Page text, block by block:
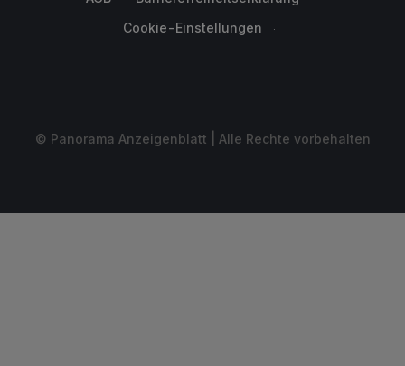
Cookie-Einstellungen
© Panorama Anzeigenblatt | Alle Rechte vorbehalten